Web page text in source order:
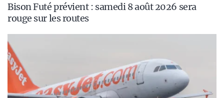
Bison Futé prévient : samedi 8 août 2026 sera
rouge sur les routes